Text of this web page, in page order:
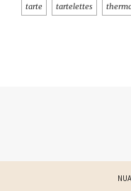
tarte tartelettes